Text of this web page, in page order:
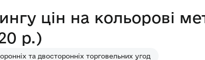
цін на кольорові
р.)
та двосторонніх торговельних угод